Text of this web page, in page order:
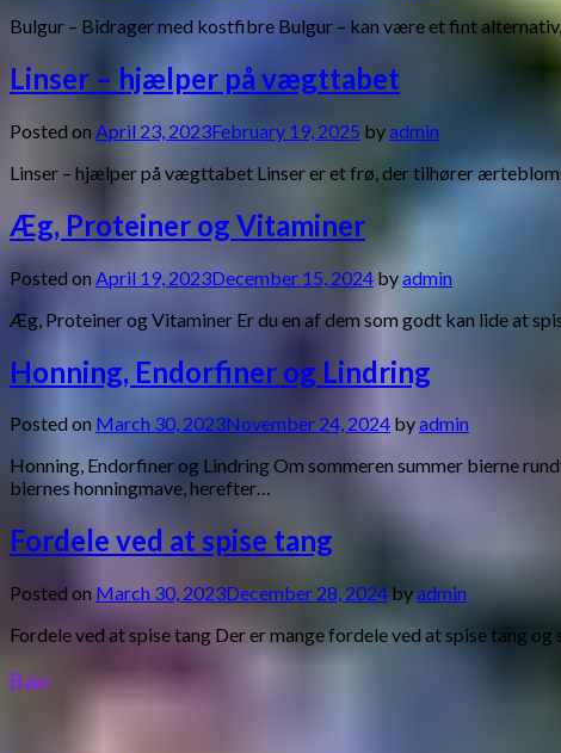
Bulgur – Bidrager med kostfibre Bulgur – kan være et fint
Linser – hjælper på vægttabet
Posted on April 23, 2023February 19, 2025 byadmin
Linser – hjælper på vægttabet Linser er et frø, der tilhører
Æg, Proteiner og Vitaminer
Posted on April 19, 2023December 15, 2024 byadmin
Æg, Proteiner og Vitaminer Er du en af dem som godt kan lide at
Honning, Endorfiner og Lindring
Posted on March 30, 2023November 24, 2024 byadmin
Honning, Endorfiner og Lindring Om sommeren summer bierne
biernes honningmave, herefter…
Fordele ved at spise tang
Posted on March 30, 2023December 28, 2024 byadmin
Fordele ved at spise tang Der er mange fordele ved at spise tang
Bær